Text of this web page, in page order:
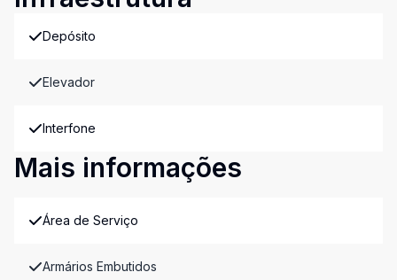
Depósito
Elevador
Interfone
Mais informações
Área de Serviço
Armários Embutidos